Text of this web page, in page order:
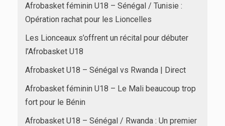
Afrobasket féminin U18 – Sénégal / Tunisie :
Opération rachat pour les Lioncelles
Les Lionceaux s’offrent un récital pour débuter
l’Afrobasket U18
Afrobasket U18 – Sénégal vs Rwanda | Direct
Afrobasket féminin U18 – Le Mali beaucoup trop
fort pour le Bénin
Afrobasket U18 – Sénégal / Rwanda : Un premier